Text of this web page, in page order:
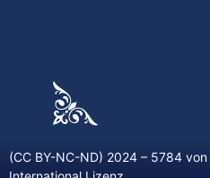
(CC BY-NC-ND) 2024 – 5784 von